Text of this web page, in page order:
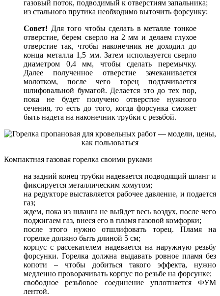
газовый поток, подводимый к отверстиям запальника;
из стального прутика необходимо выточить форсунку;
Совет! Для того чтобы сделать в металле тонкое
отверстие, берем сверло на 2 мм и делаем глухое
отверстие так, чтобы наконечник не доходил до
конца металла 1,5 мм. Затем используется сверло
диаметром 0,4 мм, чтобы сделать перемычку.
Далее полученное отверстие зачеканивается
молотком, после чего торец подтачивается
шлифовальной бумагой. Делается это до тех пор,
пока не будет получено отверстие нужного
сечения, то есть до того, когда форсунка сможет
быть надета на наконечник трубки с резьбой.
Компактная газовая горелка своими руками
на задний конец трубки надевается подводящий шланг и
фиксируется металлическим хомутом;
на редукторе выставляется рабочее давление, и подается
газ;
ждем, пока из шланга не выйдет весь воздух, после чего
поджигаем газ, внеся его в пламя газовой комфорки;
после этого нужно отшлифовать торец. Пламя на
горелке должно быть длиной 5 см;
корпус с рассекателем надевается на наружную резьбу
форсунки. Горелка должна выдавать ровное пламя без
копоти – чтобы добиться такого эффекта, нужно
медленно проворачивать корпус по резьбе на форсунке;
свободное резьбовое соединение уплотняется ФУМ
лентой.